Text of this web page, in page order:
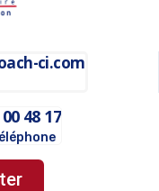
ci.com
48 17